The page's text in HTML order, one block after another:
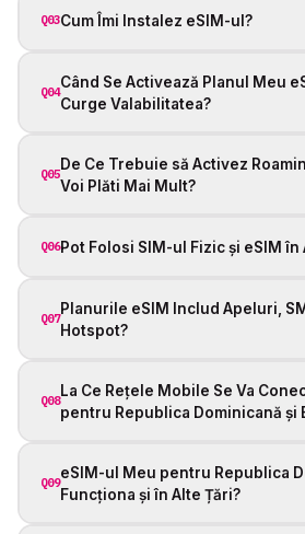
Q03Cum Îmi Instalez eSIM-ul?
Q04
Când Se Activează Planul Meu
Curge Valabilitatea?
Q05
De Ce Trebuie să Activez
Voi Plăti Mai Mult?
Q06Pot Folosi SIM-ul Fizic și eSIM în
Q07
Planurile eSIM Includ Apeluri,
Hotspot?
Q08
La Ce Rețele Mobile Se Va
pentru Republica Dominicană și
Q09
eSIM-ul Meu pentru Republica
Funcționa și în Alte Țări?